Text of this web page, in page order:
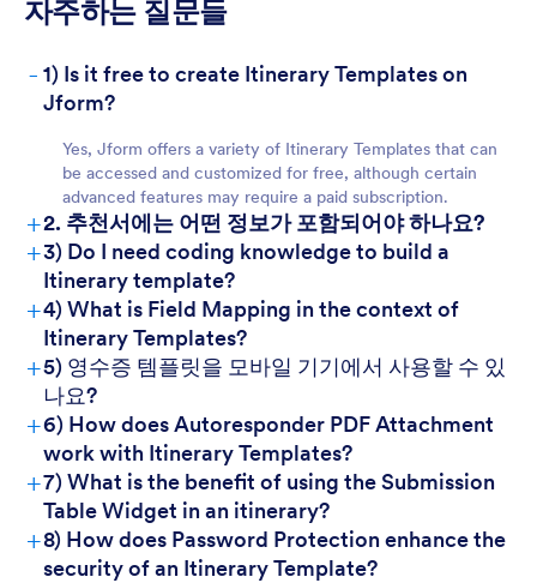
For Teams
For Customers
자주하는 질문들
- 1) Is it free to create Itinerary Templates on
Jform?
Yes, Jform offers a variety of Itinerary Templates that can
be accessed and customized for free, although certain
advanced features may require a paid subscription.
+2. 추천서에는 어떤 정보가 포함되어야 하나요?
+3) Do I need coding knowledge to build a
Itinerary template?
+4) What is Field Mapping in the context of
Itinerary Templates?
+5) 영수증 템플릿을 모바일 기기에서 사용할 수 있
나요?
+6) How does Autoresponder PDF Attachment
work with Itinerary Templates?
+7) What is the benefit of using the Submission
Table Widget in an itinerary?
+8) How does Password Protection enhance the
security of an Itinerary Template?